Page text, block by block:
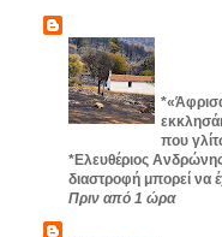
που
που
*Ελευθέριος
διαστροφή μπορεί να
Πριν από 1 ώρα